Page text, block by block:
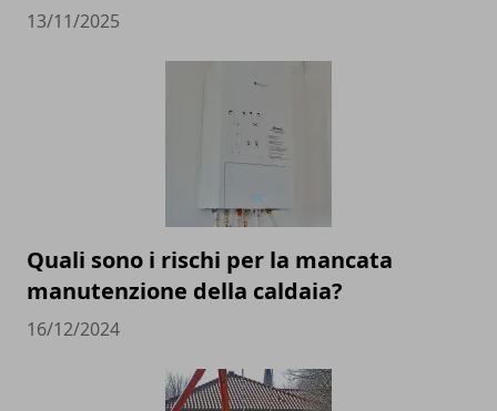
13/11/2025
Quali sono i rischi per la mancata
manutenzione della caldaia?
16/12/2024